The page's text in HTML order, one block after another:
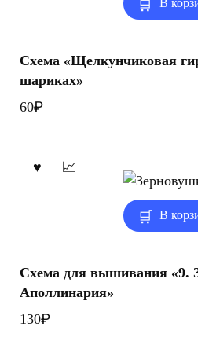
Схема «Щелкунчиковая
шариках»
60₽
В
Схема для вышивания «9.
Аполлинария»
130₽